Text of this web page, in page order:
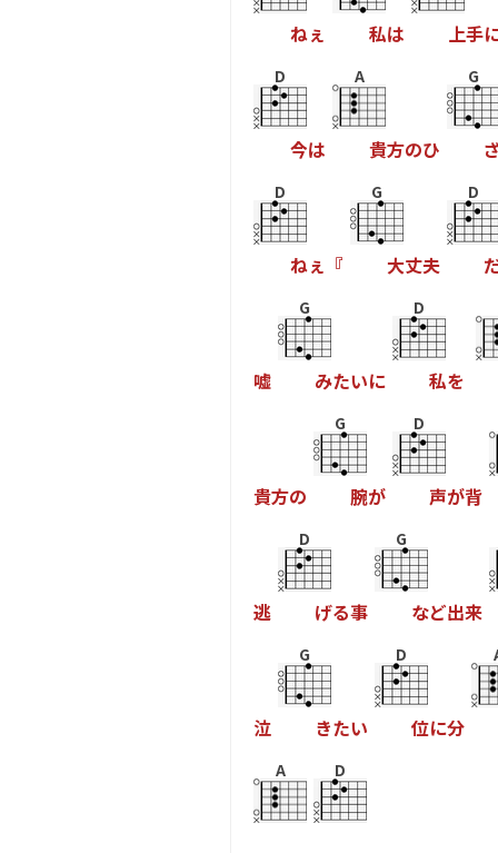
ねぇ 私は 上手
D
今は
A
貴方のひ
G
D
ねぇ 『
G
大丈夫
D
嘘
G
みたいに
D
私を
貴方の
G
腕が
D
声が背
逃
D
げる事
G
など出来
泣
G
きたい
D
位に分
A D